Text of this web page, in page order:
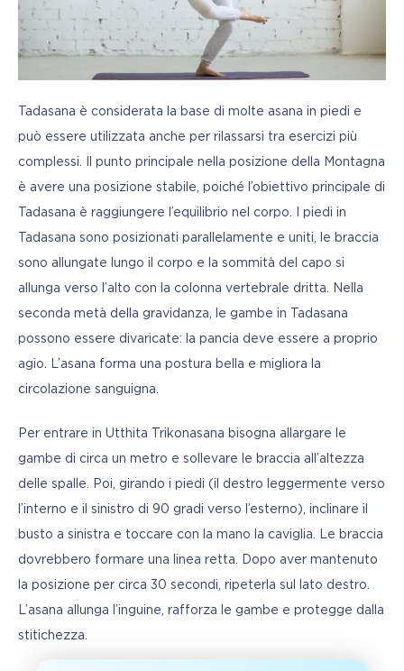
Tadasana è considerata la base di molte asana in piedi e
può essere utilizzata anche per rilassarsi tra esercizi più
complessi. Il punto principale nella posizione della Montagna
è avere una posizione stabile, poiché l’obiettivo principale di
Tadasana è raggiungere l’equilibrio nel corpo. I piedi in
Tadasana sono posizionati parallelamente e uniti, le braccia
sono allungate lungo il corpo e la sommità del capo si
allunga verso l’alto con la colonna vertebrale dritta. Nella
seconda metà della gravidanza, le gambe in Tadasana
possono essere divaricate: la pancia deve essere a proprio
agio. L’asana forma una postura bella e migliora la
circolazione sanguigna.
Per entrare in Utthita Trikonasana bisogna allargare le
gambe di circa un metro e sollevare le braccia all’altezza
delle spalle. Poi, girando i piedi (il destro leggermente verso
l’interno e il sinistro di 90 gradi verso l’esterno), inclinare il
busto a sinistra e toccare con la mano la caviglia. Le braccia
dovrebbero formare una linea retta. Dopo aver mantenuto
la posizione per circa 30 secondi, ripeterla sul lato destro.
L’asana allunga l’inguine, rafforza le gambe e protegge dalla
stitichezza.